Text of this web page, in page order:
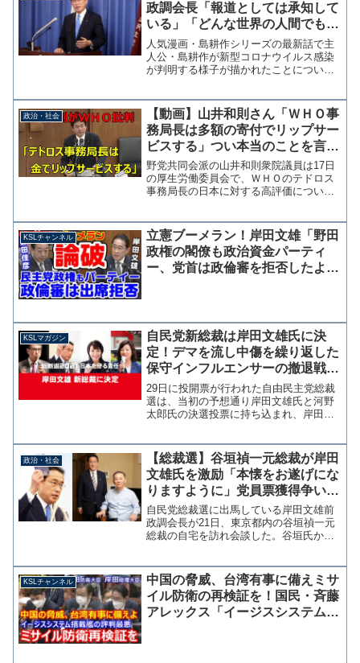
政調会長「報道としては承知して
いる」「どんな世界の人間でも感
染リスクある」
人気漫画・島耕作シリーズの最新話で主
人公・島耕作が新型コロナウイルス感染
が判明する様子が描かれたことについ
知している」「どんな世界の⼈間であっ
てもコロナに感染するリス...
政治・社会
【動画】山井和則さん「ＷＨＯ事
務局長は多額の寄付でリップサー
ビスする」つい本当のことを言っ
てしまう
野党共同会派の山井和則衆院議員は17日
の厚生労働委員会で、ＷＨＯのテドロス
事務局長の日本に対する高評価について
た。 要するに「ＷＨＯは金で買える」
ということでしょうか。...
KSLチャンネル
立憲ブーメラン！岸田文雄「野田
政権の閣僚も政治資金パーティ
ー、党首は政倫審を拒否したよ
KSLマガジン
自民党新総裁は岸田文雄氏に決
定！デマを流し中傷を繰り返した
保守インフルエンサーの撤退戦が
見苦しい【マガジン131号】
29日に投開票が行われた自由民主党総裁
選は、当初の予想通り岸田文雄氏と河野
太郎氏の決選投票に持ち込まれ、岸田氏
わけだが、直前になって河野票が分散し
たようで岸田氏が1回目...
政治・社会
【総裁選】谷垣禎一元総裁が岸田
文雄氏を激励「本懐をお遂げにな
りますように」党員票獲得争いに
影響か？
自民党総裁選に出馬している岸田文雄前
政調会長が21日、東京都内の谷垣禎一元
総裁の自宅を訪れ会談した。谷垣氏から
国を行脚し、国民の皆さまの声を受け止
め、野党に転落してい...
KSLチャンネル
中国の脅威、台湾有事に備えミサ
イル防衛の再検証を！国民・斉藤
アレックス「イージスシステム搭